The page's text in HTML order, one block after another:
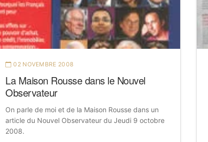
02 NOVEMBRE 2008
La Maison Rousse dans le Nouvel
Observateur
On parle de moi et de la Maison Rousse dans un
article du Nouvel Observateur du Jeudi 9 octobre
2008.